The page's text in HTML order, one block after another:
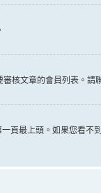
核文章的會員列表。請
頁最上頭。如果您看